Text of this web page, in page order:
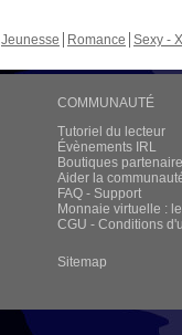
Jeunesse Romance Sexy -
COMMUNAUTÉ
Tutoriel du lecteur
Évènements IRL
Boutiques
Aider la
FAQ - Support
Monnaie virtuelle :
CGU - Conditions
Sitemap